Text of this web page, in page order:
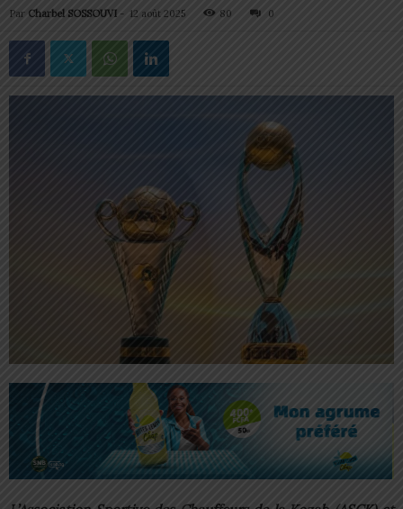
Par Charbel SOSSOUVI - 12 août 2025 80 0